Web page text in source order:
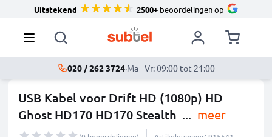
Uitstekend 2500+beoordelingen op
020 / 262 3724·Ma - Vr: 09:00 tot 21:00
USB Kabel voor Drift HD (1080p) HD
Ghost HD170 HD170 Stealth ... meer